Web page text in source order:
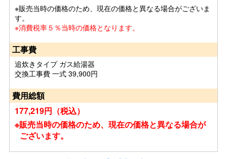
※販売当時の価格のため、現在の価格と異なる場合がございま
す。
※消費税率５％当時の価格となります。
工事費
追炊きタイプ ガス給湯器
交換工事費 一式 39,900円
費用総額
177,219円（税込）
※販売当時の価格のため、現在の価格と異なる場合が
ございます。